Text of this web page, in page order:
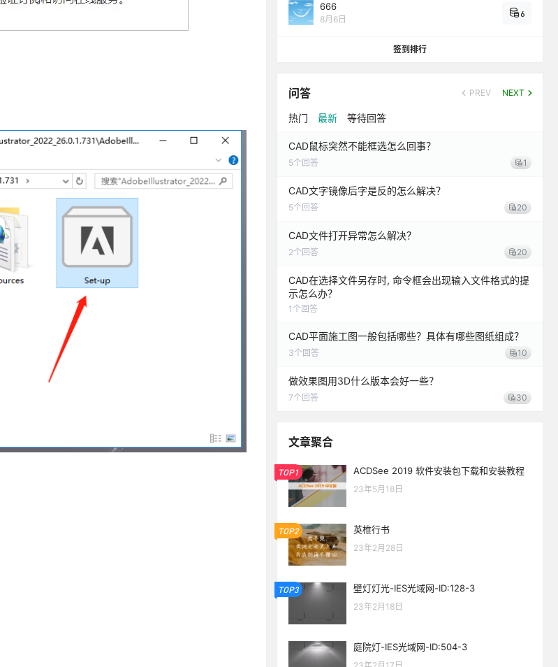
666
8月6日
6
签到排行
问答 PREV NEXT
热门 最新 等待回答
CAD鼠标突然不能框选怎么回事？
5个回答 1
CAD文字镜像后字是反的怎么解决？
5个回答 20
CAD文件打开异常怎么解决？
2个回答 20
CAD在选择文件另存时, 命令框会出现输入文件格式的提
示怎么办？
1 个回答
CAD平面施工图一般包括哪些？具体有哪些图纸组成？
3个回答 10
做效果图用3D什么版本会好一些？
7个回答 30
文章聚合
TOP1 ACDSee 2019 软件安装包下载和安装教程
23年5月18日
TOP2 英椎行书
23年2月28日
TOP3 壁灯灯光-IES光域网-ID:128-3
23年2月18日
庭院灯-IES光域网-ID:504-3